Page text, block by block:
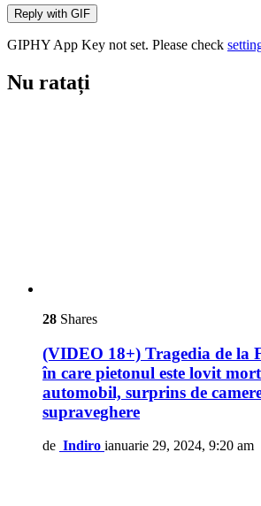
Reply with GIF
GIPHY App Key not set. Please check
Nu ratați
28 Shares
(VIDEO 18+) Tragedia de la
în care pietonul este lovit
automobil, surprins de
supraveghere
de Indiro ianuarie 29, 2024, 9:20 am